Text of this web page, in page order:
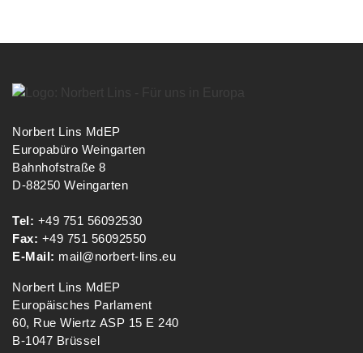
Norbert Lins MdEP
Europabüro Weingarten
Bahnhofstraße 8
D-88250 Weingarten
Tel: +49 751 56092530
Fax: +49 751 56092550
E-Mail: mail@norbert-lins.eu
Norbert Lins MdEP
Europäisches Parlament
60, Rue Wiertz ASP 15 E 240
B-1047 Brüssel